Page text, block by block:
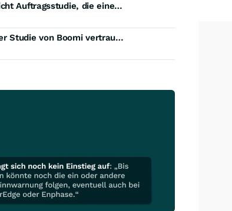
Airship kündigt Results Guarantee (Ergebnisgarantie) an; veröffentlicht Auftragsstudie, die einen ROI von 476% für Musterorganisation ergab
86 % der Unternehmen haben KI-Agenten eingeführt, doch laut einer Studie von Boomi vertrauen ihnen nur 34 %.